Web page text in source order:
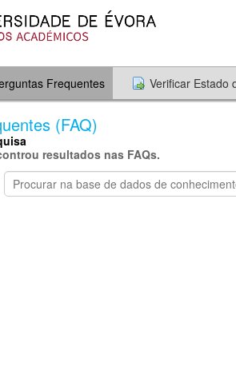
Frequentes Verificar Estado
(FAQ)
resultados nas FAQs.